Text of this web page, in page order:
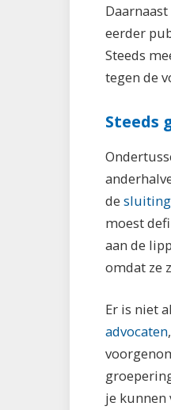
eerder
Steeds
tegen de
Steeds
de sluiting
moest
aan de
omdat ze
Er is niet
advocaten
je kunnen